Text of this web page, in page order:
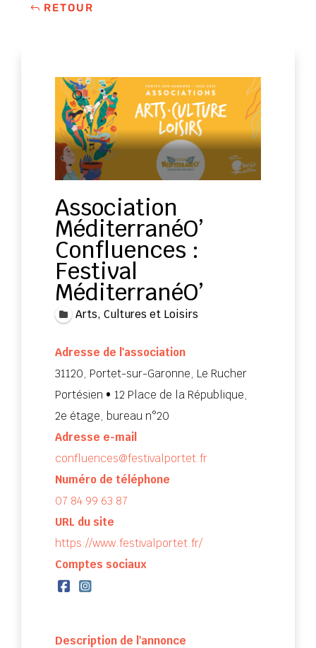
RETOUR
Association
MéditerranéO’
Confluences :
Festival
MéditerranéO’
Arts, Cultures et Loisirs
Adresse de l'association
31120, Portet-sur-Garonne, Le Rucher
Portésien • 12 Place de la République,
2e étage, bureau n°20
Adresse e-mail
confluences@festivalportet.fr
Numéro de téléphone
07 84 99 63 87
URL du site
https://www.festivalportet.fr/
Comptes sociaux
Description de l'annonce